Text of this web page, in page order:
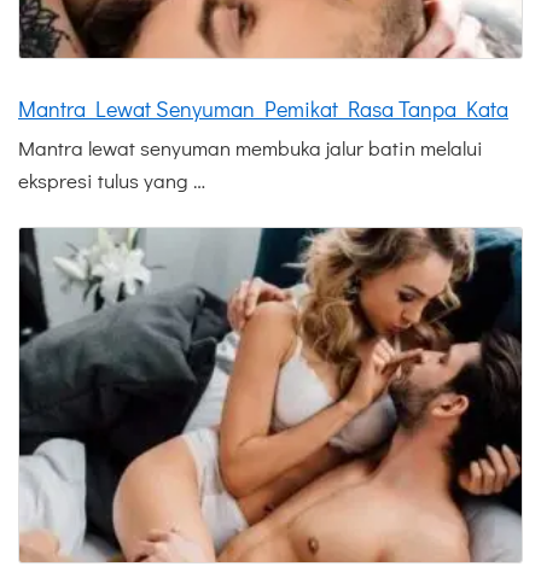
Mantra Lewat Senyuman Pemikat Rasa Tanpa Kata
Mantra lewat senyuman membuka jalur batin melalui
ekspresi tulus yang …